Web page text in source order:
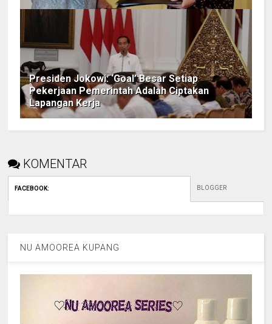
Presiden Jokowi: ‘Goal’ Besar Setiap
Pekerjaan Pemerintah Adalah Ciptakan
Lapangan Kerja
KOMENTAR
FACEBOOK: BLOGGER
NU AMOOREA KUPANG